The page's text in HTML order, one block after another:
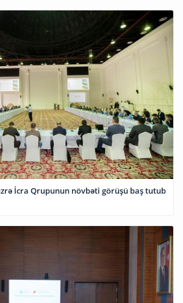
İcra Qrupunun növbəti görüşü baş tutub